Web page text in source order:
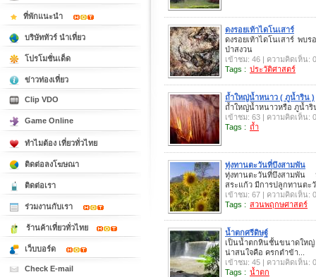
ดงรอยเท้าไดโนเสาร์
ดงรอยเท้าไดโนเสาร์ พบร
ป่าสงวน
เข้าชม: 46 | ความคิดเห็น: 0
Tags : ประวัติศาสตร์
ถ้ำใหญ่น้ำหนาว ( ภูน้ำริน )
ถ้ำใหญ่น้ำหนาวหรือ ภูน้ำริ
เข้าชม: 63 | ความคิดเห็น: 0
Tags : ถ้ำ
ทุ่งทานตะวันที่บึงสามพัน
ทุ่งทานตะวันที่บึงสามพัน
สระแก้ว มีการปลูกทานตะ
เข้าชม: 67 | ความคิดเห็น: 0
Tags : สวนพฤกษศาสตร์
น้ำตกศรีดิษฐ์
เป็นน้ำตกหินชั้นขนาดให
น่าสนใจคือ ครกตำข้า...
เข้าชม: 45 | ความคิดเห็น: 0
Tags : น้ำตก
ที่พักแนะนำ
บริษัททัวร์ นำเที่ยว
โปรโมชั่นเด็ด
ข่าวท่องเที่ยว
Clip VDO
Game Online
ทำไมต้อง เที่ยวทั่วไทย
ติดต่อลงโฆษณา
ติดต่อเรา
ร่วมงานกับเรา
ร้านค้าเที่ยวทั่วไทย
เว็บบอร์ด
Check E-mail